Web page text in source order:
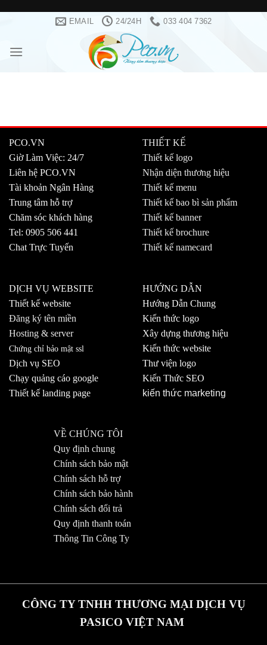
content
EMAIL 24/24H 033 404 7362
PCO.VN
Giờ Làm Việc: 24/7
Liên hệ PCO.VN
Tài khoản Ngân Hàng
Trung tâm hỗ trợ
Chăm sóc khách hàng
Tel: 0905 506 441
Chat Trực Tuyến
THIẾT KẾ
Thiết kế logo
Nhận diện thương hiệu
Thiết kế menu
Thiết kế bao bì sản phẩm
Thiết kế banner
Thiết kế brochure
Thiết kế namecard
DỊCH VỤ WEBSITE
Thiết kế website
Đăng ký tên miền
Hosting & server
Chứng chỉ bảo mật ssl
Dịch vụ SEO
Chạy quảng cáo google
Thiết kế landing page
HƯỚNG DẪN
Hướng Dẫn Chung
Kiến thức logo
Xây dựng thương hiệu
Kiến thức website
Thư viện logo
Kiến Thức SEO
kiến thức marketing
VỀ CHÚNG TÔI
Quy định chung
Chính sách bảo mật
Chính sách hỗ trợ
Chính sách bảo hành
Chính sách đổi trả
Quy định thanh toán
Thông Tin Công Ty
CÔNG TY TNHH THƯƠNG MẠI DỊCH VỤ
PASICO VIỆT NAM